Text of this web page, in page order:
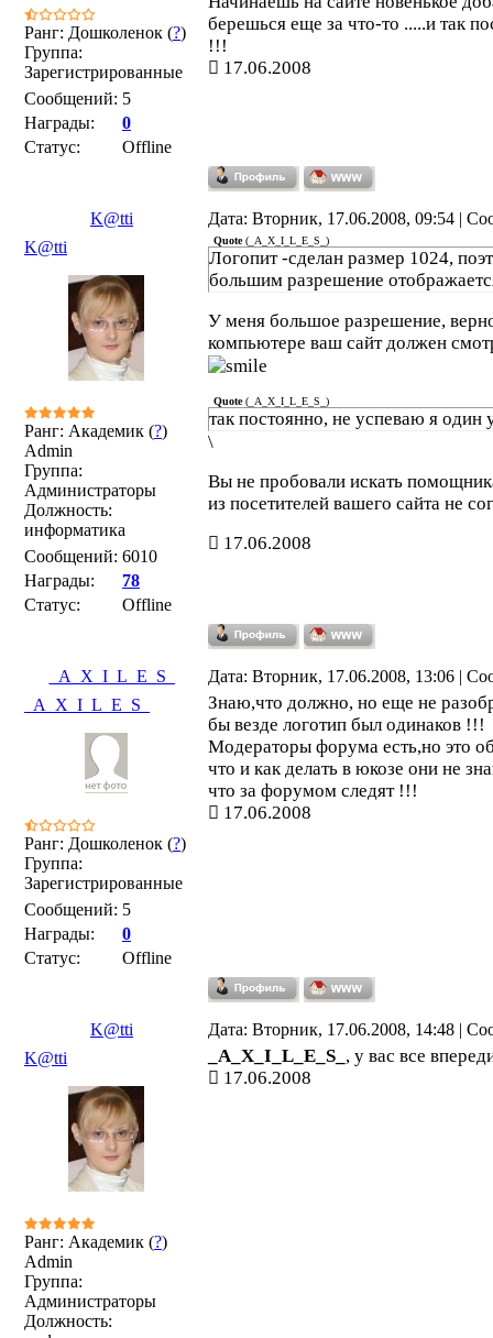
Ранг: Дошколенок (?)
Группа:
Зарегистрированные
Сообщений: 5
Награды:
0
Статус:
Offline
берешься еще за что-то .....и так
!!!
17.06.2008
K@tti
Дата: Вторник, 17.06.2008, 09:54 |
K@tti
Ранг: Академик (?)
Admin
Группа:
Администраторы
Должность:
информатика
Сообщений: 6010
Награды:
78
Статус:
Offline
Quote( _A_X_I_L_E_S_ )
Логопит -сделан размер 1024,
большим разрешение
У меня большое разрешение,
компьютере ваш сайт должен
Quote( _A_X_I_L_E_S_ )
так постоянно, не успеваю я
\
Вы не пробовали искать
из посетителей вашего сайта не
17.06.2008
_A_X_I_L_E_S_
Дата: Вторник, 17.06.2008, 13:06 |
_A_X_I_L_E_S_
Ранг: Дошколенок (?)
Группа:
Зарегистрированные
Сообщений: 5
Награды:
0
Статус:
Offline
Знаю,что должно, но еще не
бы везде логотип был одинаков !!!
Модераторы форума есть,но это
что и как делать в юкозе они не
что за форумом следят !!!
17.06.2008
K@tti
Дата: Вторник, 17.06.2008, 14:48 |
K@tti
Ранг: Академик (?)
Admin
Группа:
Администраторы
Должность:
_A_X_I_L_E_S_ , у вас все
17.06.2008